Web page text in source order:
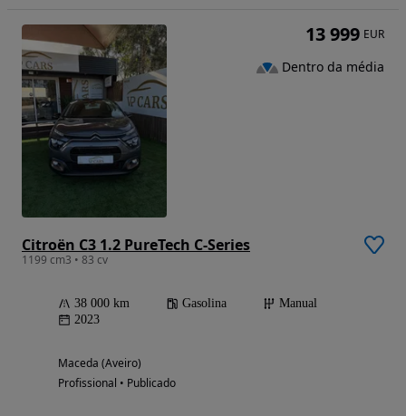
Citroën C3 1.2 PureTech C-Series
1199 cm3 • 83 cv
38 000 km Gasolina
Manual
2023
Maceda (Aveiro)
Profissional • Publicado
13 999 EUR
Dentro da média